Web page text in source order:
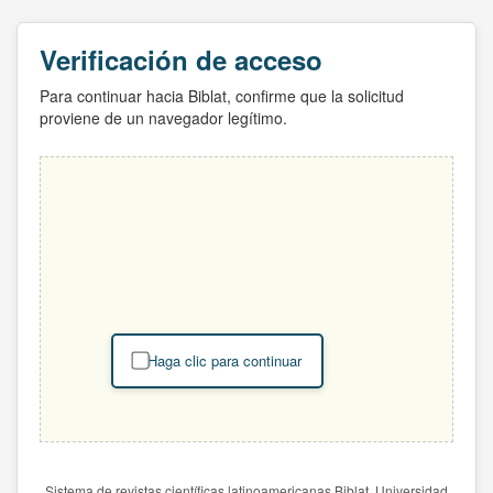
Verificación de acceso
Para continuar hacia Biblat, confirme que la solicitud
proviene de un navegador legítimo.
Haga clic para continuar